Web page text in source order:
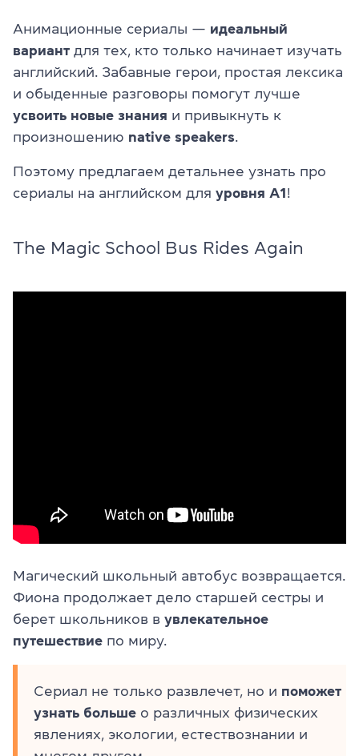
Анимационные сериалы — идеальный
вариант для тех, кто только начинает изучать
английский. Забавные герои, простая лексика
и обыденные разговоры помогут лучше
усвоить новые знания и привыкнуть к
произношению native speakers
Поэтому предлагаем детальнее узнать про
сериалы на английском для уровня A1!
The Magic School Bus Rides Again
Магический школьный автобус возвращается.
Фиона продолжает дело старшей сестры и
берет школьников в увлекательное
путешествие по миру.
Сериал не только развлечет, но и поможет
узнать больше о различных физических
явлениях, экологии, естествознании и